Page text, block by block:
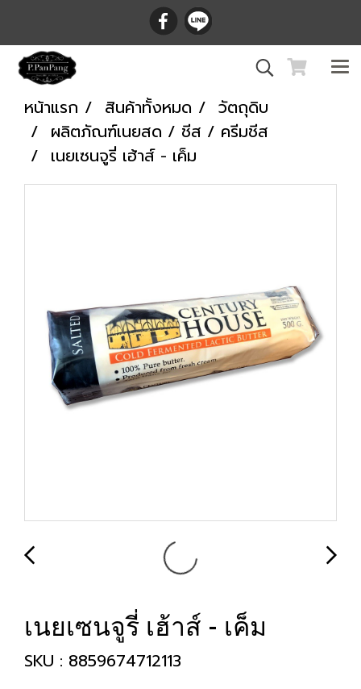
หน้าแรก สินค้าทั้งหมด
วัตถุดิบ
ผลิตภัณฑ์เนยสด / ชีส / ครีมชีส
เนยเซนจูรี่ เฮ้าส์ - เค็ม
เนยเซนจูรี่ เฮ้าส์ - เค็ม
SKU : 8859674712113